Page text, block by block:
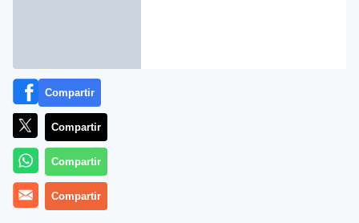
Más información
Compartir
Compartir
Compartir
Compartir